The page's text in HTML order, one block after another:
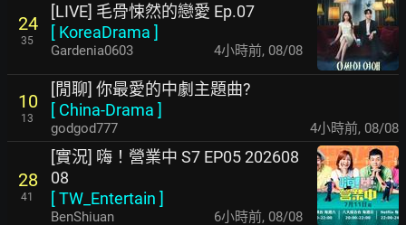
24
35
[LIVE] 毛骨悚然的戀愛 Ep.07
[ KoreaDrama ]
Gardenia0603 4小時前, 08/08
10
13
[閒聊] 你最愛的中劇主題曲?
[ China-Drama ]
godgod777 4小時前, 08/08
28
41
[實況] 嗨！營業中 S7 EP05 202608
08
[TW_Entertain ]
BenShiuan 6小時前, 08/08